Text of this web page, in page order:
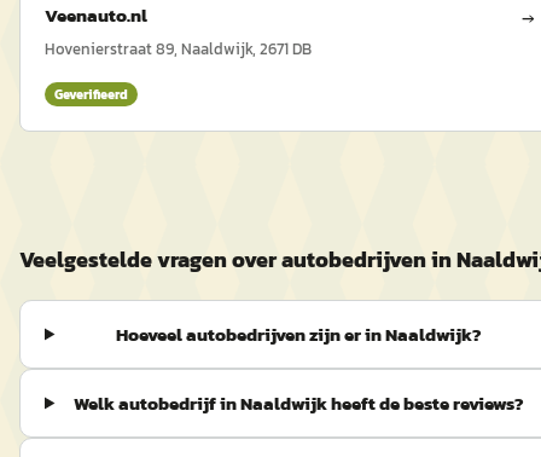
Veenauto.nl →
Hovenierstraat 89, Naaldwijk, 2671 DB
Geverifieerd
Veelgestelde vragen over autobedrijven in
Hoeveel autobedrijven zijn er in Naaldwijk?
Welk autobedrijf in Naaldwijk heeft de beste reviews?